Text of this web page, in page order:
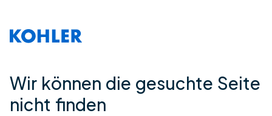
Wir können die gesuchte Seite
nicht finden